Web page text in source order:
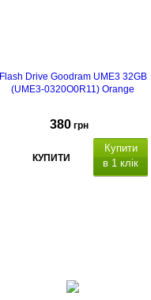
Flash Drive Goodram UME3 32GB
(UME3-0320O0R11) Orange
380 грн
КУПИТИ
Купити
в 1 клік